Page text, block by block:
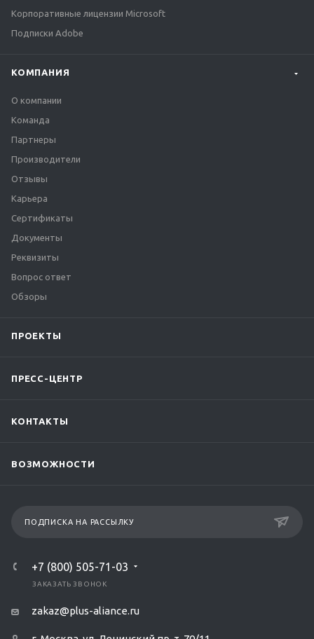
Корпоративные лицензии Microsoft
Подписки Adobe
КОМПАНИЯ
О компании
Команда
Партнеры
Производители
Отзывы
Карьера
Сертификаты
Документы
Реквизиты
Вопрос ответ
Обзоры
ПРОЕКТЫ
ПРЕСС-ЦЕНТР
КОНТАКТЫ
ВОЗМОЖНОСТИ
ПОДПИСКА НА РАССЫЛКУ
+7 (800) 505-71-03
ЗАКАЗАТЬ ЗВОНОК
zakaz@plus-aliance.ru